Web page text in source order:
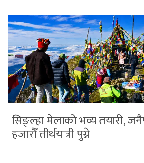
सिङ्ल्हा मेलाको भव्य तयारी,
हजारौँ तीर्थयात्री पुग्ने